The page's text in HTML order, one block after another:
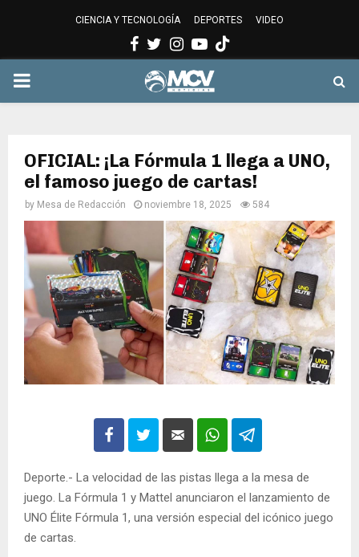
CIENCIA Y TECNOLOGÍA DEPORTES VIDEO
Facebook
Twitter
Instagram
Youtube
PRIMARY
OFICIAL: ¡La Fórmula 1 llega a UNO,
el famoso juego de cartas!
by Mesa de Redacción noviembre 18, 2025 584
Deporte.- La velocidad de las pistas llega a la mesa de
juego. La Fórmula 1 y Mattel anunciaron el lanzamiento de
UNO Élite Fórmula 1, una versión especial del icónico juego
de cartas.